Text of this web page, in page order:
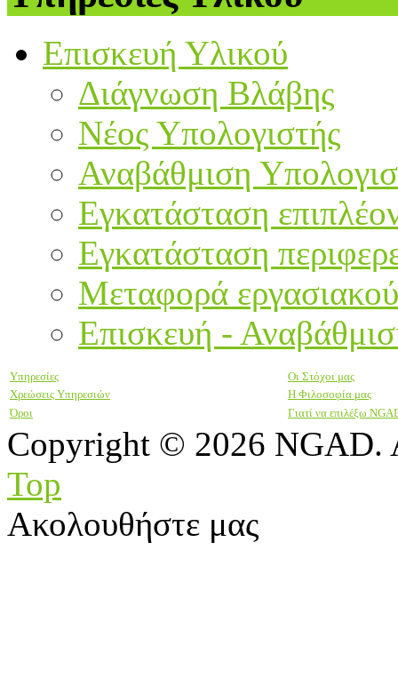
Επισκευή Υλικού
Διάγνωση Βλάβης
Νέος Υπολογιστής
Αναβάθμιση
Εγκατάσταση
Εγκατάσταση
Μεταφορά
Επισκευή -
Υπηρεσίες
Οι Στόχοι μας
Χρεώσεις Υπηρεσιών
Η Φιλοσοφία μας
Όροι
Γιατί να επιλέξω
Copyright © 2026 NGAD.
Top
Ακολουθήστε μας